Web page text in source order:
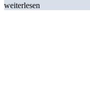
weiterlesen